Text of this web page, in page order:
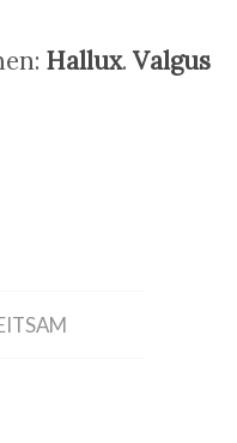
Hallux.Valgus